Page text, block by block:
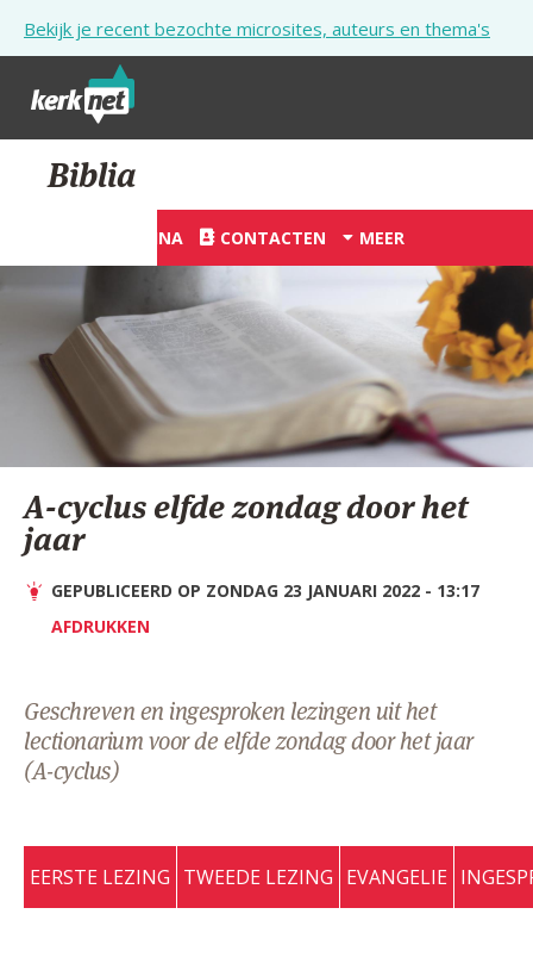
Bekijk je recent bezochte microsites, auteurs en thema's
STARTPAGINA
KERK
VIERINGEN
SHOP
ZOEKEN
HULP
STARTPAGINA PORTAAL
MIJN PAROCHIE
AANMELDEN OF REGISTREREN
Biblia
STARTPAGINA CONTACTEN MEER
A-cyclus elfde zondag door het
jaar
GEPUBLICEERD OP ZONDAG 23 JANUARI 2022 - 13:17
AFDRUKKEN
Geschreven en ingesproken lezingen uit het
lectionarium voor de elfde zondag door het jaar
(A-cyclus)
EERSTE LEZING TWEEDE LEZING EVANGELIE